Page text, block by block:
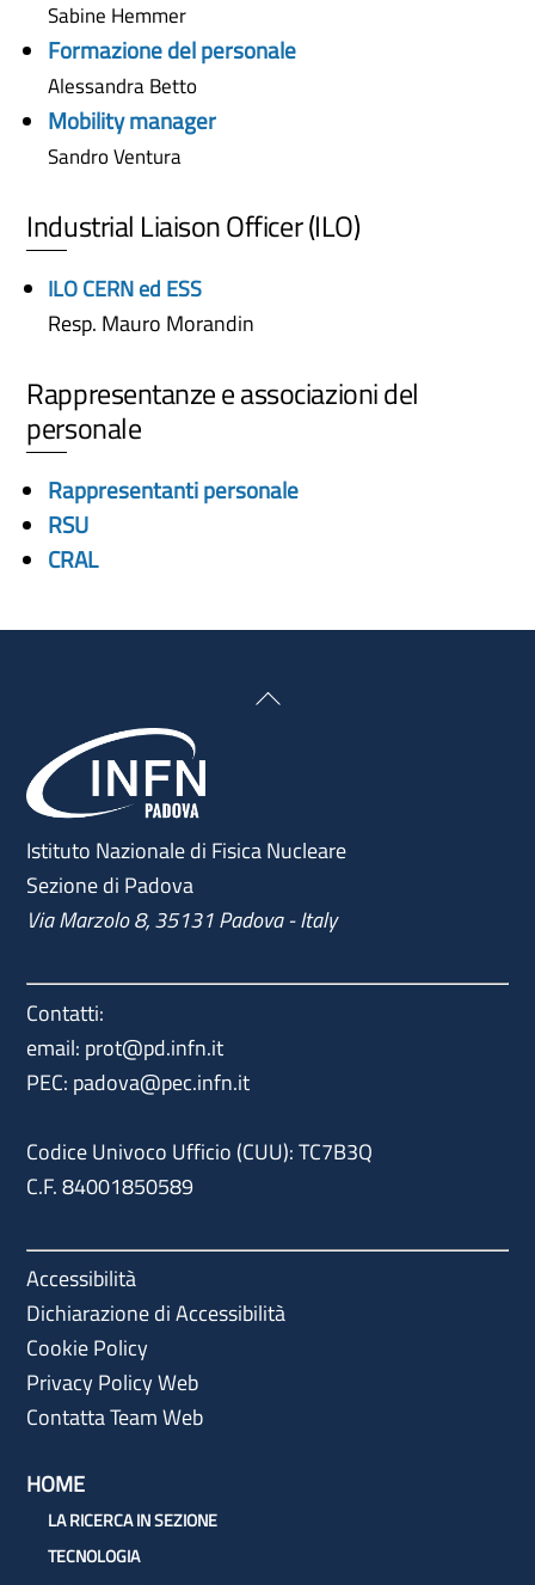
Sabine Hemmer
Formazione del personale
Alessandra Betto
Mobility manager
Sandro Ventura
Industrial Liaison Officer (ILO)
ILO CERN ed ESS
Resp. Mauro Morandin
Rappresentanze e associazioni del
personale
Rappresentanti personale
RSU
CRAL
Back
Istituto Nazionale di Fisica Nucleare
Sezione di Padova
Via Marzolo 8, 35131 Padova - Italy
Contatti:
email: prot@pd.infn.it
PEC: padova@pec.infn.it
Codice Univoco Ufficio (CUU): TC7B3Q
C.F. 84001850589
Accessibilità
Dichiarazione di Accessibilità
Cookie Policy
Privacy Policy Web
Contatta Team Web
HOME
LA RICERCA IN SEZIONE
TECNOLOGIA